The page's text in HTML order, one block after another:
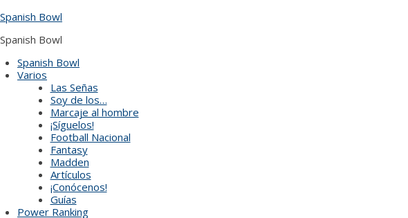
to
Spanish Bowl
Spanish Bowl
Spanish Bowl
Varios
Las Señas
Soy de los…
Marcaje al hombre
¡Síguelos!
Football Nacional
Fantasy
Madden
Artículos
¡Conócenos!
Guías
Power Ranking